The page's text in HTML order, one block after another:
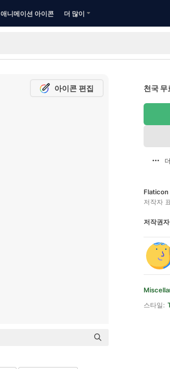
애니메이션 아이콘 더 많이
아이콘 편집 천국 무
Flaticon
저작자
저작권
스타일: